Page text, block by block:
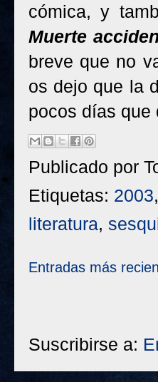
cómica, y
Muerte
breve que no
os dejo que la
pocos días
Publicado por
Etiquetas: 2003,
literatura,
Entradas más
Suscribirse a: